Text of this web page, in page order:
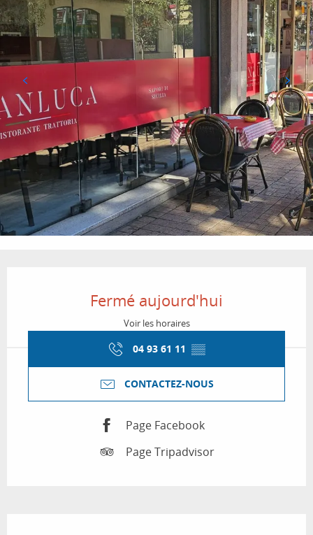
Fermé aujourd'hui
Voir les horaires
04 93 61 11 ▒▒
CONTACTEZ-NOUS
Page Facebook
Page Tripadvisor